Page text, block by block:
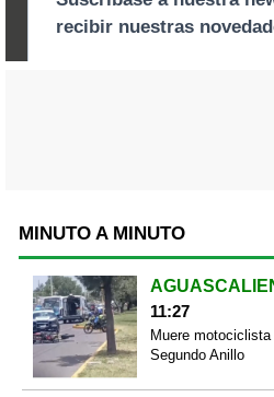
MINUTO A MINUTO
11:27
Muere
Segundo Anillo